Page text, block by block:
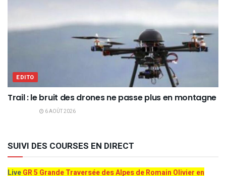
EDITO
Trail : le bruit des drones ne passe plus en montagne
6 AOÛT 2026
SUIVI DES COURSES EN DIRECT
LiveGR 5 Grande Traversée des Alpes de Romain Olivier en